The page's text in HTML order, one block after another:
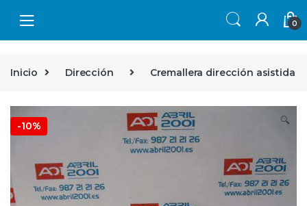
0
Inicio Dirección Cremallera dirección asistida
-10% 🔍